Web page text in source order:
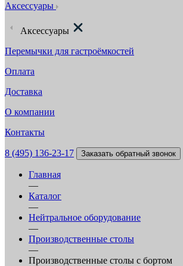
Аксессуары
Аксессуары
Перемычки для гастроёмкостей
Оплата
Доставка
О компании
Контакты
8 (495) 136-23-17 Заказать обратный звонок
Главная
—
Каталог
—
Нейтральное оборудование
—
Производственные столы
—
Производственные столы с бортом